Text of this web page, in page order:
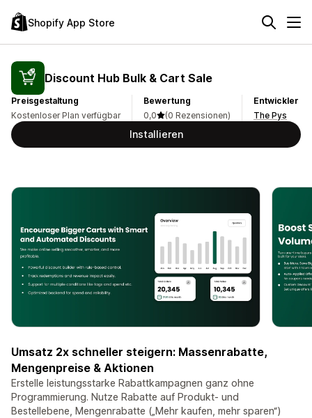
Shopify App Store
Discount Hub Bulk & Cart Sale
Preisgestaltung
Kostenloser Plan verfügbar
Bewertung
0,0
(0 Rezensionen)
Entwickler
The Pys
Installieren
Umsatz 2x schneller steigern: Massenrabatte,
Mengenpreise & Aktionen
Erstelle leistungsstarke Rabattkampagnen ganz ohne
Programmierung. Nutze Rabatte auf Produkt- und
Bestellebene, Mengenrabatte („Mehr kaufen, mehr sparen“)